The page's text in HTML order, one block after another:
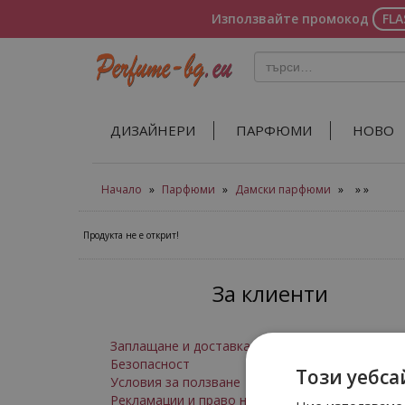
Използвайте промокод
ДИЗАЙНЕРИ ПАРФЮМИ НОВО
Начало » Парфюми » Дамски парфюми » »»
Продукта не е открит!
За клиенти
Заплащане и доставка
Безопасност
Условия за ползване
Рекламации и право на връщане
Този